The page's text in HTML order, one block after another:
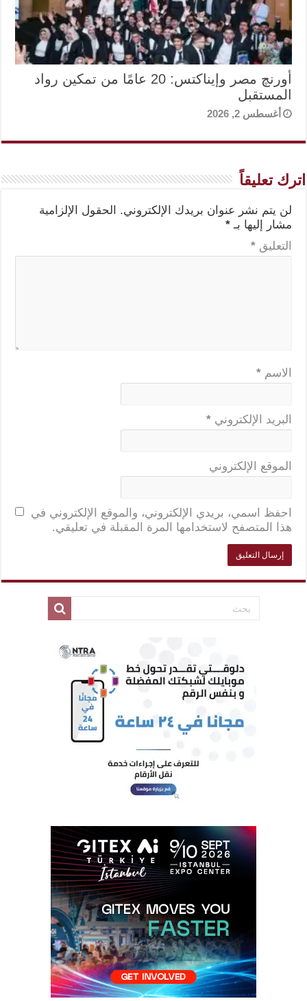
أورنچ مصر وإيناكتس: 20 عامًا من تمكين رواد
المستقبل
أغسطس 2, 2026
اترك تعليقاً
لن يتم نشر عنوان بريدك الإلكتروني.
الحقول الإلزامية
مشار إليها بـ *
التعليق *
الاسم *
البريد الإلكتروني *
الموقع الإلكتروني
احفظ اسمي، بريدي الإلكتروني، والموقع الإلكتروني في
هذا المتصفح لاستخدامها المرة المقبلة في تعليقي.